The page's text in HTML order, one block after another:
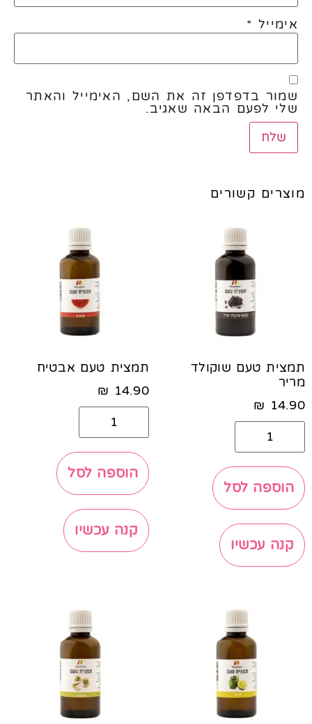
אימייל *
שמור בדפדפן זה את השם, האימייל והאתר
שלי לפעם הבאה שאגיב.
מוצרים קשורים
תמצית טעם שוקולד
מריר
14.90
₪
הוספה לסל
קנה עכשיו
תמצית טעם אבטיח
14.90
₪
הוספה לסל
קנה עכשיו